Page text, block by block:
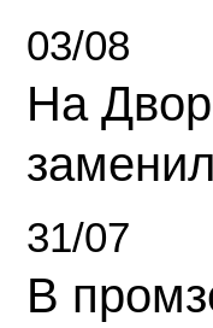
03/08
На
31/07
В